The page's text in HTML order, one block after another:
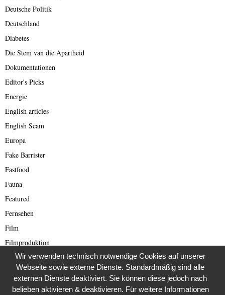
Deutsche Politik
Deutschland
Diabetes
Die Stem van die Apartheid
Dokumentationen
Editor's Picks
Energie
English articles
English Scam
Europa
Fake Barrister
Fastfood
Fauna
Featured
Fernsehen
Film
Filmproduktion
Fledermäuse
Flora und Fauna
Flüchtlinge
Wir verwenden technisch notwendige Cookies auf unserer
Webseite sowie externe Dienste. Standardmäßig sind alle
externen Dienste deaktiviert. Sie können diese jedoch nach
belieben aktivieren & deaktivieren. Für weitere Informationen